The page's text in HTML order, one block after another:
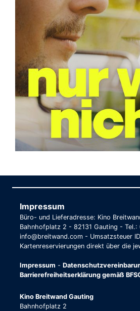
Impressum
Büro- und Lieferadresse: Kino
Bahnhofplatz 2 - 82131 Gauting -
info@breitwand.com - Umsatzsteuer
Kartenreservierungen direkt über die
Impressum -
Barrierefreiheitserklärung gemäß
Kino Breitwand Gauting
Bahnhofplatz 2